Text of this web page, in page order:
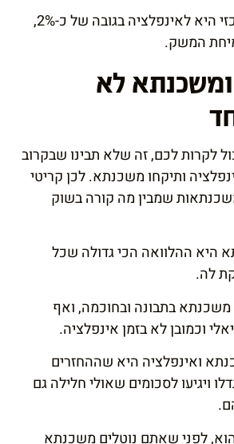
מדיניות הבנק המרכזי היא לאינפלציה בגובה של כ-2%,
המשק.
ומשכנתא לא
לקרות לכם, זה שלא תבינו שבקרוב
ותיקחו משכנתא. לכן קריטי
שמבין מה קורה בשוק
היא ההלוואה הכי גדולה שכל
לה.
בתבונה ובחוכמה, ואף
וכמובן לא בזמן אינפלציה.
ואינפלציה היא שההחזרים
ויגיעו לסכומים שאולי חלילה גם
לפני שאתם נוטלים משכנתא